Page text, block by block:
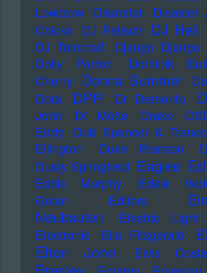
Lowtzow
Disarstar Disaster
Chicks DJ Fetisch DJ Hell
DJ Tomcraft Django Django
Dolly Parton
Dominik
Cherry Donna Summer
Dota
DPP Dr Demento
John
Dr Motte Drake
Eddy
Dub Spencer &
Ellington
Duke Pearson
Dusty Springfield Eagles
Eddie Murphy Eddie
Golan
Editors
Neubauten
Electric Light
Electronic
Ella Fitzgerald
Elton John Elvis